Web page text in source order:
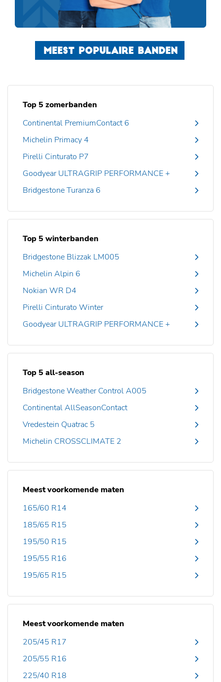
MEEST POPULAIRE BANDEN
Top 5 zomerbanden
Continental PremiumContact 6
Michelin Primacy 4
Pirelli Cinturato P7
Goodyear ULTRAGRIP PERFORMANCE +
Bridgestone Turanza 6
Top 5 winterbanden
Bridgestone Blizzak LM005
Michelin Alpin 6
Nokian WR D4
Pirelli Cinturato Winter
Goodyear ULTRAGRIP PERFORMANCE +
Top 5 all-season
Bridgestone Weather Control A005
Continental AllSeasonContact
Vredestein Quatrac 5
Michelin CROSSCLIMATE 2
Meest voorkomende maten
165/60 R14
185/65 R15
195/50 R15
195/55 R16
195/65 R15
Meest voorkomende maten
205/45 R17
205/55 R16
225/40 R18